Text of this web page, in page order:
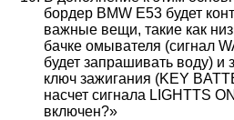
бордер BMW E53 будет
важные вещи, такие как
бачке омывателя (сигнал
будет запрашивать воду) и
ключ зажигания (KEY
насчет сигнала LIGHTTS
включен?»